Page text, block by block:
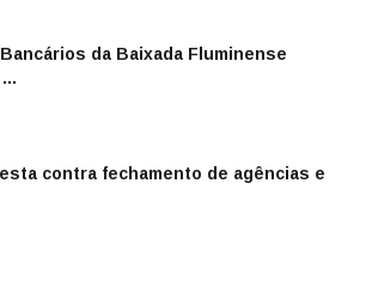
da Baixada Fluminense
contra fechamento de agências e